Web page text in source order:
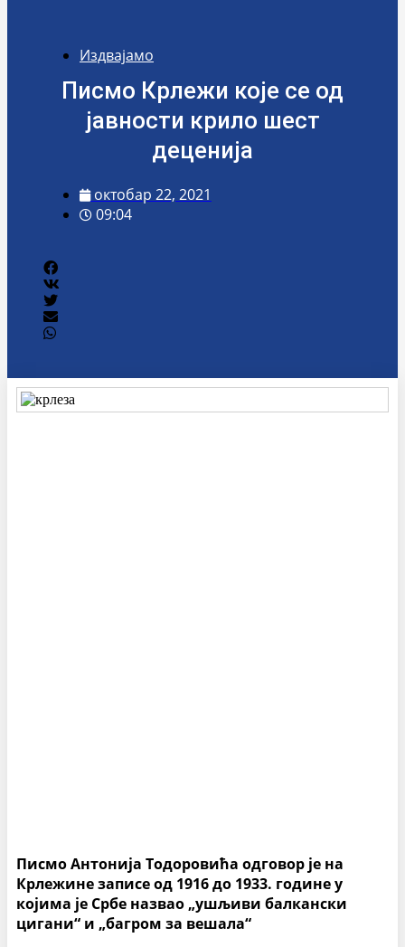
Издвајамо
Писмо Крлежи које се од
јавности крило шест
деценија
октобар 22, 2021
09:04
Писмо Антонија Тодоровића одговор је на
Крлежине записе од 1916 до 1933. године у
којима је Србе назвао „ушљиви балкански
цигани“ и „багром за вешала“